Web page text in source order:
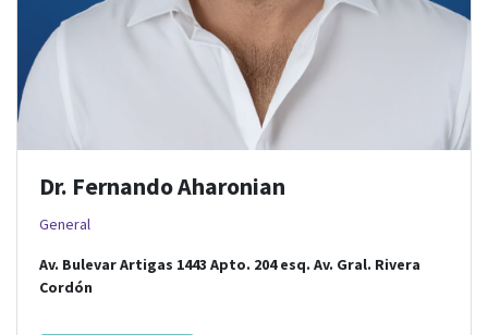
Dr. Fernando Aharonian
General
Av. Bulevar Artigas 1443 Apto. 204esq. Av. Gral. Rivera
Cordón